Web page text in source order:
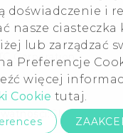
doświadczenie i
nasze ciasteczka
lub zarządzać
Preferencje
więcej
Cookie tutaj.
(angielski)
Whitepaper
Corporation
Global-